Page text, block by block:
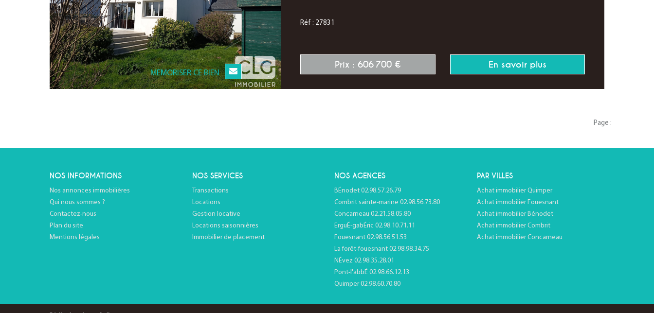
MEMORISER CE BIEN
Réf : 27831
Prix : 606 700 € En savoir plus
Page :
NOS INFORMATIONS
Nos annonces immobilières
Qui nous sommes ?
Contactez-nous
Plan du site
Mentions légales
NOS SERVICES
Transactions
Locations
Gestion locative
Locations saisonnières
Immobilier de placement
NOS AGENCES
BÉnodet 02.98.57.26.79
Combrit sainte-marine 02.98.56.73.80
Concarneau 02.21.58.05.80
ErguÉ-gabÉric 02.98.10.71.11
Fouesnant 02.98.56.51.53
La forêt-fouesnant 02.98.98.34.75
NÉvez 02.98.35.28.01
Pont-l'abbÉ 02.98.66.12.13
Quimper 02.98.60.70.80
PAR VILLES
Achat immobilier Quimper
Achat immobilier Fouesnant
Achat immobilier Bénodet
Achat immobilier Combrit
Achat immobilier Concarneau